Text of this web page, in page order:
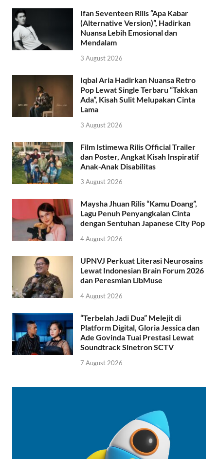
Ifan Seventeen Rilis “Apa Kabar
(Alternative Version)”, Hadirkan
Nuansa Lebih Emosional dan
Mendalam
3 August 2026
Iqbal Aria Hadirkan Nuansa Retro
Pop Lewat Single Terbaru “Takkan
Ada”, Kisah Sulit Melupakan Cinta
Lama
3 August 2026
Film Istimewa Rilis Official Trailer
dan Poster, Angkat Kisah Inspiratif
Anak-Anak Disabilitas
3 August 2026
Maysha Jhuan Rilis “Kamu Doang”,
Lagu Penuh Penyangkalan Cinta
dengan Sentuhan Japanese City Pop
4 August 2026
UPNVJ Perkuat Literasi Neurosains
Lewat Indonesian Brain Forum 2026
dan Peresmian LibMuse
4 August 2026
“Terbelah Jadi Dua” Melejit di
Platform Digital, Gloria Jessica dan
Ade Govinda Tuai Prestasi Lewat
Soundtrack Sinetron SCTV
7 August 2026